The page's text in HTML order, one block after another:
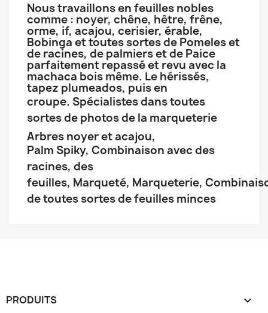
Nous travaillons en feuilles nobles
comme : noyer, chêne, hêtre, frêne,
orme, if, acajou, cerisier, érable,
Bobinga et toutes sortes de Pomeles et
de racines, de palmiers et de Paice
parfaitement repassé et revu avec la
machaca bois même. Le hérissés,
tapez plumeados, puis en
croupe. Spécialistes dans toutes
sortes de photos de la marqueterie
Arbres noyer et acajou,
Palm Spiky, Combinaison avec des
racines, des
feuilles, Marqueté, Marqueterie,
de toutes sortes de feuilles minces
PRODUITS 